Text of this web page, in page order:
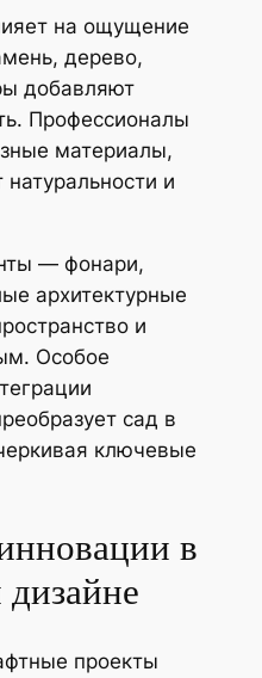
на ощущение
дерево,
добавляют
Профессионалы
материалы,
и
— фонари,
архитектурные
и
Особое
сад в
ключевые
в
проекты